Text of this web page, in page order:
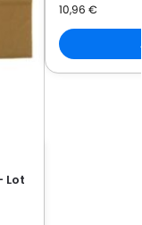
Lot
10,96 €